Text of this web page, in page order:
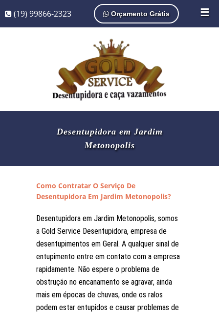
☰
(19) 99866-2323 Orçamento Grátis
Desentupidora em Jardim
Metonopolis
Como Contratar O Serviço De
Desentupidora Em Jardim Metonopolis?
Desentupidora em Jardim Metonopolis, somos
a Gold Service Desentupidora, empresa de
desentupimentos em Geral. A qualquer sinal de
entupimento entre em contato com a empresa
rapidamente. Não espere o problema de
obstrução no encanamento se agravar, ainda
mais em épocas de chuvas, onde os ralos
podem estar entupidos e causar problemas de